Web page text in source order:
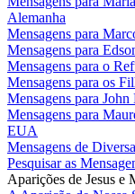
Alemanha
Mensagens para
Mensagens para
Mensagens para o
Mensagens para os
Mensagens para
Mensagens para
EUA
Mensagens de
Pesquisar as
Aparições de Jesus e